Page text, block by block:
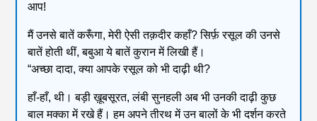
आप!
मैं उनसे बातें करूँगा, मेरी ऐसी तक़दीर कहाँ? सिर्फ़ रसूल की उनसे
बातें होती थीं, बबुआ ये बातें कुरान में लिखी हैं।
“अच्छा दादा, क्या आपके रसूल को भी दाढ़ी थी?
हाँ-हाँ, थी। बड़ी ख़ूबसूरत, लंबी सुनहली अब भी उनकी दाढ़ी कुछ
बाल मक्का में रखे हैं। हम अपने तीरथ में उन बालों के भी दर्शन करते